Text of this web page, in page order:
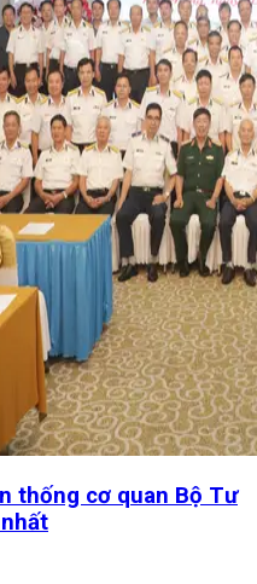
thống cơ quan Bộ Tư